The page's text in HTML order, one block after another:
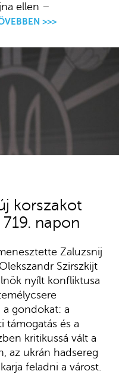
ellen –
>>>
korszakot
napon
Zaluzsnij
Szirszkijt
nyílt konfliktusa
gondokat: a
támogatás és a
kritikussá vált a
az ukrán hadsereg
feladni a várost.